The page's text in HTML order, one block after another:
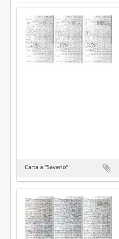
Carta a “Saverio”